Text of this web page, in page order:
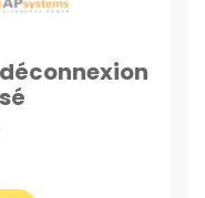
déconnexion